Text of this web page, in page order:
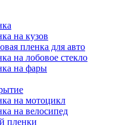
на кузов
пленка для авто
на лобовое стекло
на фары
на мотоцикл
на велосипед
пленки